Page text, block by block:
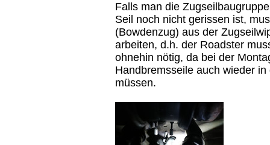
Falls man die
Seil noch nicht gerissen ist,
(Bowdenzug) aus der
arbeiten, d.h. der Roadster
ohnehin nötig, da bei der
Handbremsseile auch wieder
müssen.